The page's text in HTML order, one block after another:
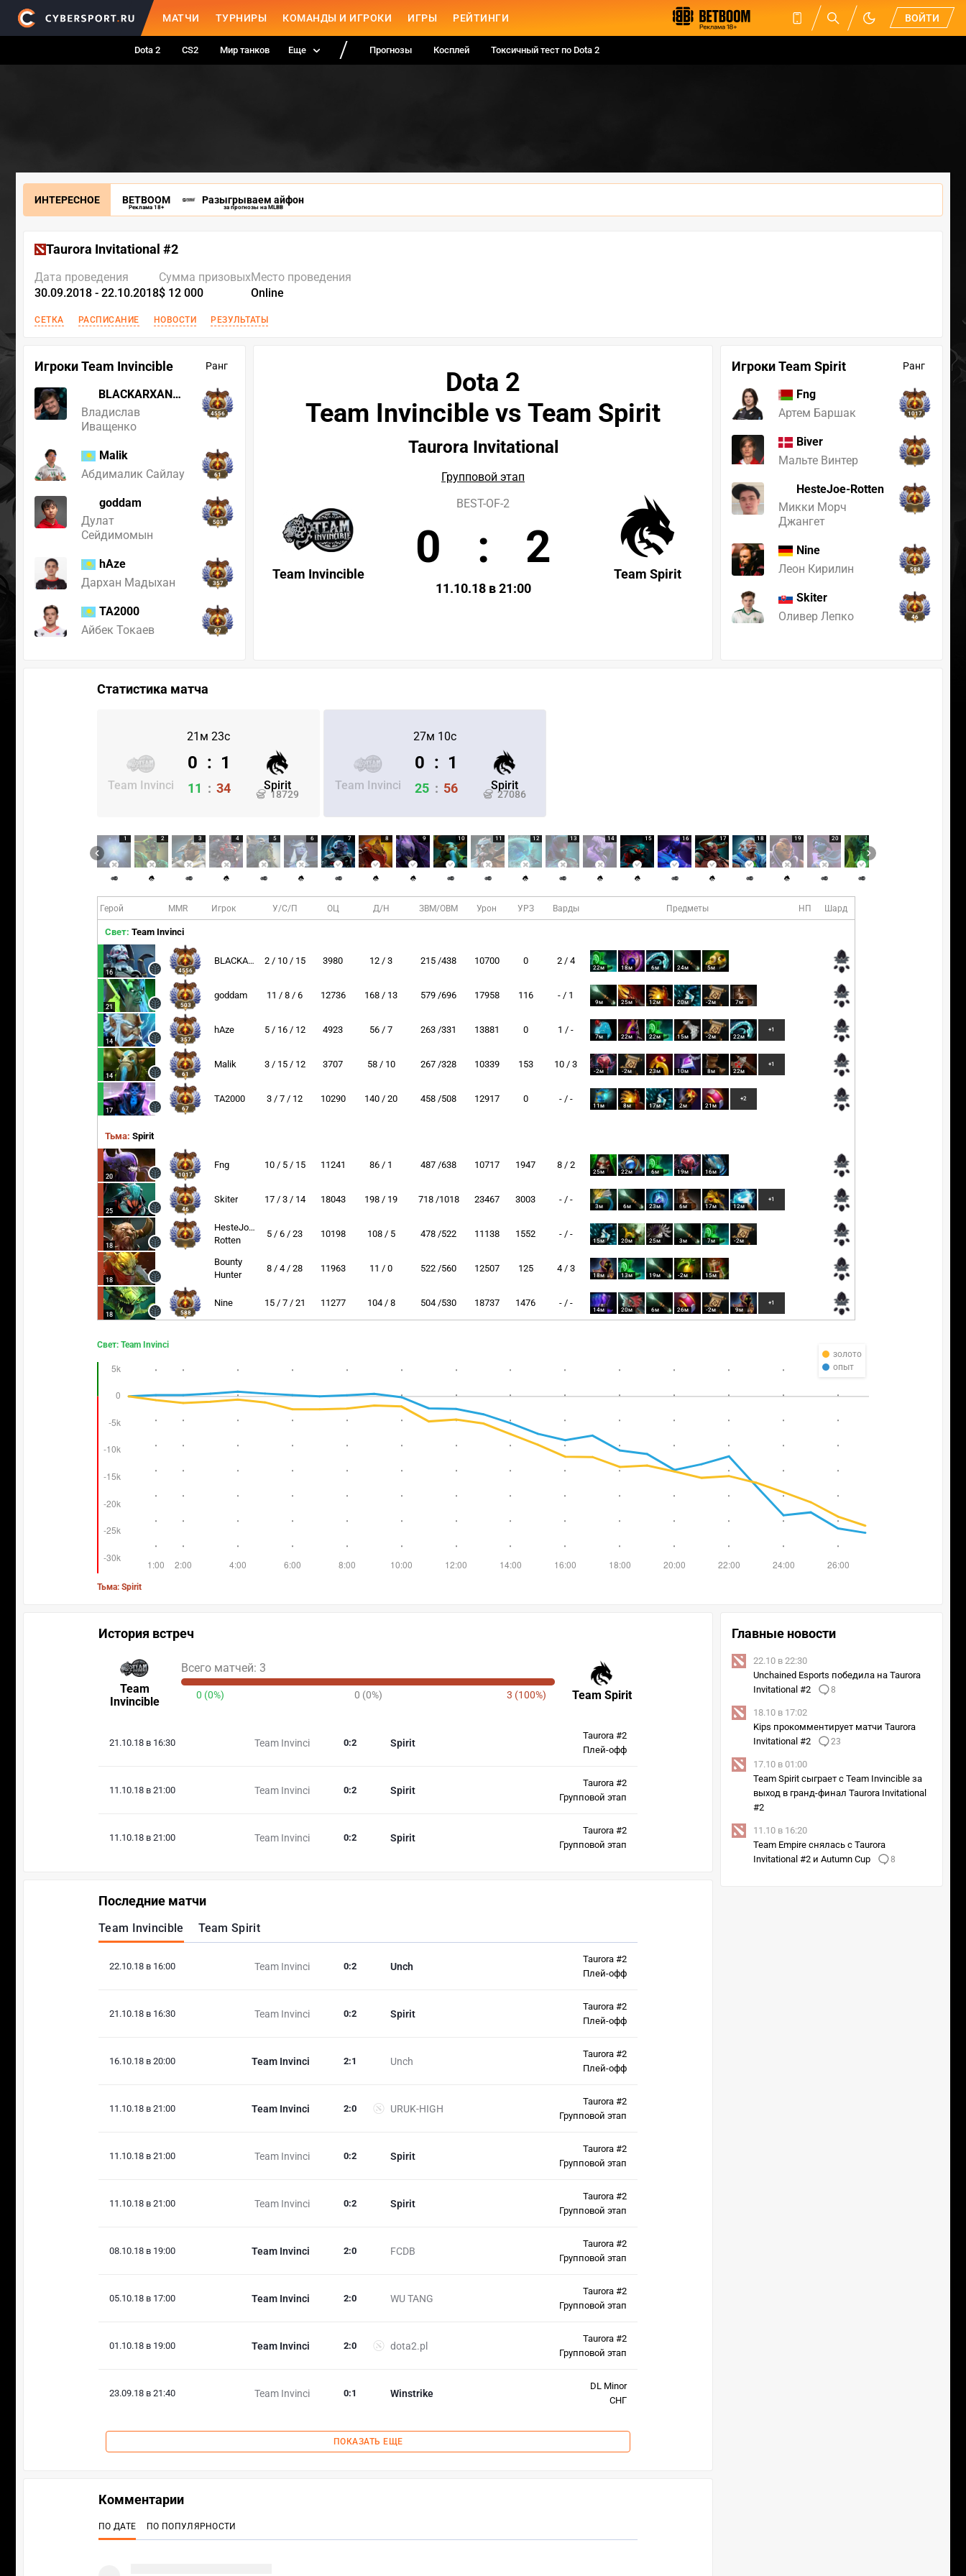
МАТЧИ ТУРНИРЫ КОМАНДЫ И ИГРОКИ ИГРЫ РЕЙТИНГИ ВОЙТИ
Dota 2 CS2 Мир танков Еще Прогнозы Косплей Токсичный тест по Dota 2
ИНТЕРЕСНОЕ BETBOOM
Реклама 18+
Разыгрываем айфон
за прогнозы на MLBB
Taurora Invitational #2
Дата проведения
30.09.2018 - 22.10.2018
Сумма призовых
$ 12 000
Место проведения
Online
СЕТКА РАСПИСАНИЕ НОВОСТИ РЕЗУЛЬТАТЫ
Игроки Team Invincible Ранг
BLACKARXANGEL
Владислав
Иващенко
4556
Malik
Абдималик Сайлау
61
goddam
Дулат
Сейдимомын
503
hAze
Дархан Мадыхан
357
TA2000
Айбек Токаев
67
Игроки Team Spirit Ранг
Fng
Артем Баршак
1017
Biver
Мальте Винтер
HesteJoe-Rotten
Микки Морч
Джангет
Nine
Леон Кирилин
588
Skiter
Оливер Лепко
46
Dota 2
Team Invincible vs Team Spirit
Taurora Invitational
Групповой этап
Team Invincible Team Spirit
BEST-OF-2
0 : 2
11.10.18 в 21:00
Статистика матча
21м 23с
Team Invinci Spirit
18729
0 : 1
11 : 34
27м 10с
Team Invinci Spirit
27086
0 : 1
25 : 56
1 2 3 4 5 6 7 8 9 10 11 12 13 14 15 16 17 18 19 20
Герой MMR Игрок У/С/П ОЦ Д/Н ЗВМ/ОВМ Урон УРЗ Варды Предметы НП Шард
Свет: Team Invinci
16 4556
BLACKARXANGEL 2 / 10 / 15 3980 12 / 3 215 /438 10700 0 2 / 4
22м 18м 6м 24м 5м
21 503
goddam 11 / 8 / 6 12736 168 / 13 579 /696 17958 116 - / 1
9м 25м 12м 20м -2м 7м
14 357
hAze 5 / 16 / 12 4923 56 / 7 263 /331 13881 0 1 / -
7м 22м 22м 15м -2м 22м
+1
14 61
Malik 3 / 15 / 12 3707 58 / 10 267 /328 10339 153 10 / 3
-2м -2м 23м 10м 8м 22м
+1
17 67
TA2000 3 / 7 / 12 10290 140 / 20 458 /508 12917 0 - / -
11м 8м 17м 2м 21м
+2
Тьма: Spirit
20 1017
Fng 10 / 5 / 15 11241 86 / 1 487 /638 10717 1947 8 / 2
25м 22м 6м 19м 16м
25 46
Skiter 17 / 3 / 14 18043 198 / 19 718 /1018 23467 3003 - / -
3м 6м 23м 6м 17м 12м
+1
18
HesteJoe-
Rotten
5 / 6 / 23 10198 108 / 5 478 /522 11138 1552 - / -
15м 20м 25м 3м 7м -2м
18
Bounty
Hunter
8 / 4 / 28 11963 11 / 0 522 /560 12507 125 4 / 3
18м 13м 19м -2м 15м
18 588
Nine 15 / 7 / 21 11277 104 / 8 504 /530 18737 1476 - / -
14м 20м 6м 26м -2м 9м
+1
золото
опыт
Свет: Team Invinci
Тьма: Spirit
История встреч
Team
Invincible
Team Spirit
Всего матчей: 3
0 (0%) 0 (0%) 3 (100%)
21.10.18 в 16:30 Team Invinci Spirit
0:2
Taurora #2
Плей-офф
11.10.18 в 21:00 Team Invinci Spirit
0:2
Taurora #2
Групповой этап
11.10.18 в 21:00 Team Invinci Spirit
0:2
Taurora #2
Групповой этап
Последние матчи
Team Invincible Team Spirit
22.10.18 в 16:00 Team Invinci Unch
0:2
Taurora #2
Плей-офф
21.10.18 в 16:30 Team Invinci Spirit
0:2
Taurora #2
Плей-офф
16.10.18 в 20:00 Team Invinci Unch
2:1
Taurora #2
Плей-офф
11.10.18 в 21:00 Team Invinci URUK-HIGH
2:0
Taurora #2
Групповой этап
11.10.18 в 21:00 Team Invinci Spirit
0:2
Taurora #2
Групповой этап
11.10.18 в 21:00 Team Invinci Spirit
0:2
Taurora #2
Групповой этап
08.10.18 в 19:00 Team Invinci FCDB
2:0
Taurora #2
Групповой этап
05.10.18 в 17:00 Team Invinci WU TANG
2:0
Taurora #2
Групповой этап
01.10.18 в 19:00 Team Invinci dota2.pl
2:0
Taurora #2
Групповой этап
23.09.18 в 21:40 Team Invinci Winstrike
0:1
DL Minor
СНГ
ПОКАЗАТЬ ЕЩЕ
Главные новости
22.10 в 22:30
Unchained Esports победила на Taurora
Invitational #2
8
18.10 в 17:02
Kips прокомментирует матчи Taurora
Invitational #2
23
17.10 в 01:00
Team Spirit сыграет с Team Invincible за
выход в гранд-финал Taurora Invitational
#2
11.10 в 16:20
Team Empire снялась с Taurora
Invitational #2 и Autumn Cup
8
Комментарии
ПО ДАТЕ ПО ПОПУЛЯРНОСТИ